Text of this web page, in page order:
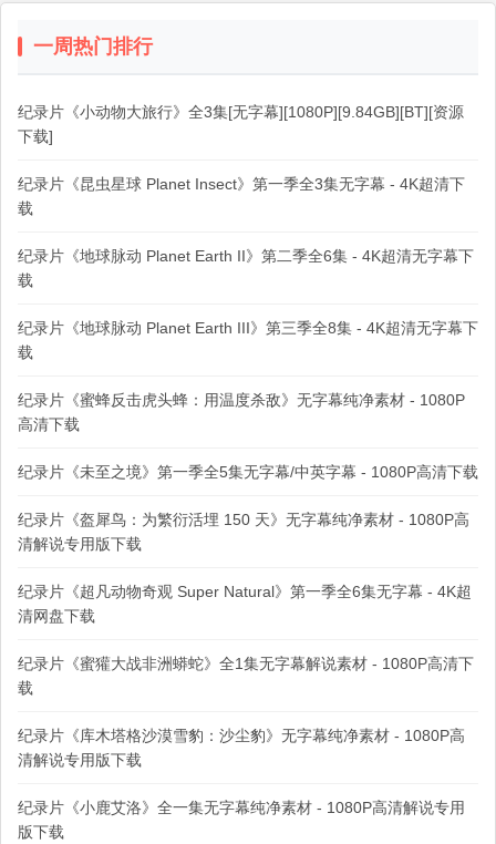
一周热门排行
纪录片《小动物大旅行》全3集[无字幕][1080P][9.84GB][BT][资源
下载]
纪录片《昆虫星球 Planet Insect》第一季全3集无字幕 - 4K超清下
载
纪录片《地球脉动 Planet Earth II》第二季全6集 - 4K超清无字幕下
载
纪录片《地球脉动 Planet Earth III》第三季全8集 - 4K超清无字幕下
载
纪录片《蜜蜂反击虎头蜂：用温度杀敌》无字幕纯净素材 - 1080P
高清下载
纪录片《未至之境》第一季全5集无字幕/中英字幕 - 1080P高清下载
纪录片《盔犀鸟：为繁衍活埋 150 天》无字幕纯净素材 - 1080P高
清解说专用版下载
纪录片《超凡动物奇观 Super Natural》第一季全6集无字幕 - 4K超
清网盘下载
纪录片《蜜獾大战非洲蟒蛇》全1集无字幕解说素材 - 1080P高清下
载
纪录片《库木塔格沙漠雪豹：沙尘豹》无字幕纯净素材 - 1080P高
清解说专用版下载
纪录片《小鹿艾洛》全一集无字幕纯净素材 - 1080P高清解说专用
版下载